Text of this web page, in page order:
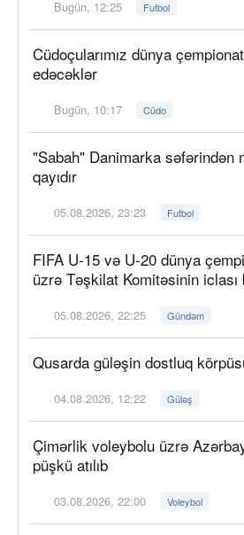
Bugün, 12:25 Futbol
Cüdoçularımız dünya
edəcəklər
Bugün, 10:17 Cüdo
"Sabah" Danimarka səfərindən
qayıdır
05.08.2026, 23:23 Futbol
FIFA U-15 və U-20 dünya
üzrə Təşkilat Komitəsinin iclası
05.08.2026, 22:25 Gündəm
Qusarda güləşin dostluq
04.08.2026, 12:22 Güləş
Çimərlik voleybolu üzrə
püşkü atılıb
03.08.2026, 22:00 Voleybol